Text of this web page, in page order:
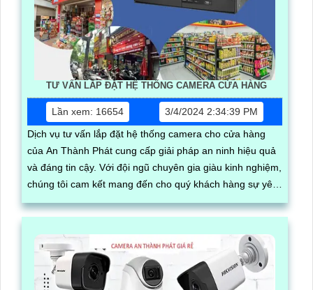
TƯ VẤN LẮP ĐẶT HỆ THỐNG CAMERA CỬA HÀNG
Lần xem: 16654
3/4/2024 2:34:39 PM
Dịch vụ tư vấn lắp đặt hệ thống camera cho cửa hàng
của An Thành Phát cung cấp giải pháp an ninh hiệu quả
và đáng tin cậy. Với đội ngũ chuyên gia giàu kinh nghiệm,
chúng tôi cam kết mang đến cho quý khách hàng sự yên
tâm tuyệt đối